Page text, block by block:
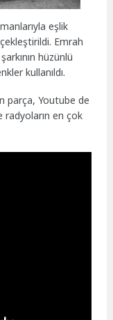
eşlik
Emrah
hüzünlü
kullanıldı.
parça, Youtube de
radyoların en çok